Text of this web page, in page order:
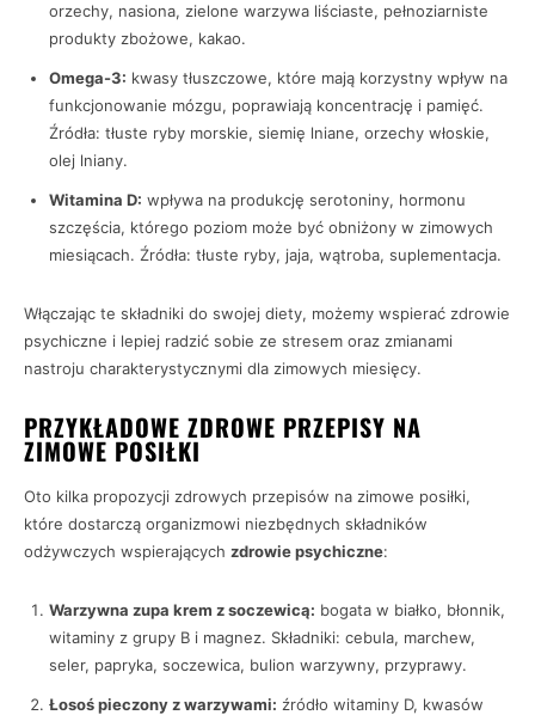
orzechy, nasiona, zielone warzywa liściaste, pełnoziarniste
produkty zbożowe, kakao.
Omega-3: kwasy tłuszczowe, które mają korzystny wpływ na
funkcjonowanie mózgu, poprawiają koncentrację i pamięć.
Źródła: tłuste ryby morskie, siemię lniane, orzechy włoskie,
olej lniany.
Witamina D: wpływa na produkcję serotoniny, hormonu
szczęścia, którego poziom może być obniżony w zimowych
miesiącach. Źródła: tłuste ryby, jaja, wątroba, suplementacja.
Włączając te składniki do swojej diety, możemy wspierać zdrowie
psychiczne i lepiej radzić sobie ze stresem oraz zmianami
nastroju charakterystycznymi dla zimowych miesięcy.
PRZYKŁADOWE ZDROWE PRZEPISY NA
ZIMOWE POSIŁKI
Oto kilka propozycji zdrowych przepisów na zimowe posiłki,
które dostarczą organizmowi niezbędnych składników
odżywczych wspierających zdrowie psychiczne:
Warzywna zupa krem z soczewicą: bogata w białko, błonnik,
witaminy z grupy B i magnez. Składniki: cebula, marchew,
seler, papryka, soczewica, bulion warzywny, przyprawy.
Łosoś pieczony z warzywami: źródło witaminy D, kwasów